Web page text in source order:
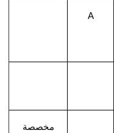
A
مخصصة